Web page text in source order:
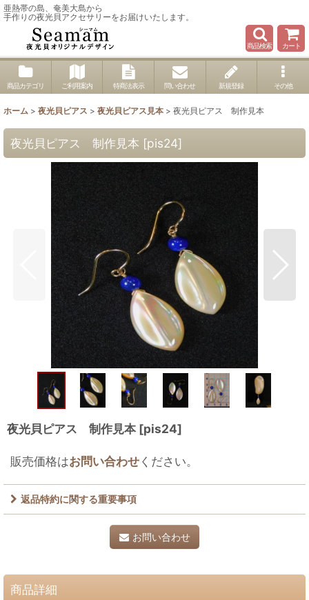
亜熱帯の島、奄美大島から
手作りの夜光貝アクセサリーをお届けいたします。
商品検索 カート
商品カテゴリ ご利用案内 特商法表示 問い合わせ 新規登録 その他
ホーム > 夜光貝ピアス > 夜光貝ピアス見本 > 夜光貝ピアス 制作見本
夜光貝ピアス 制作見本 [pis24]
夜光貝ピアス 制作見本 [pis24]
販売価格はお問い合わせください。
返品特約に関する重要事項
お問い合わせ
商品詳細